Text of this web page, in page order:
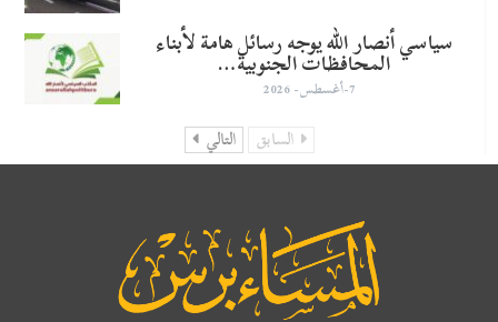
سياسي أنصار الله يوجه رسائل هامة لأبناء
المحافظات الجنوبية…
7-أغسطس- 2026
السابق التالي